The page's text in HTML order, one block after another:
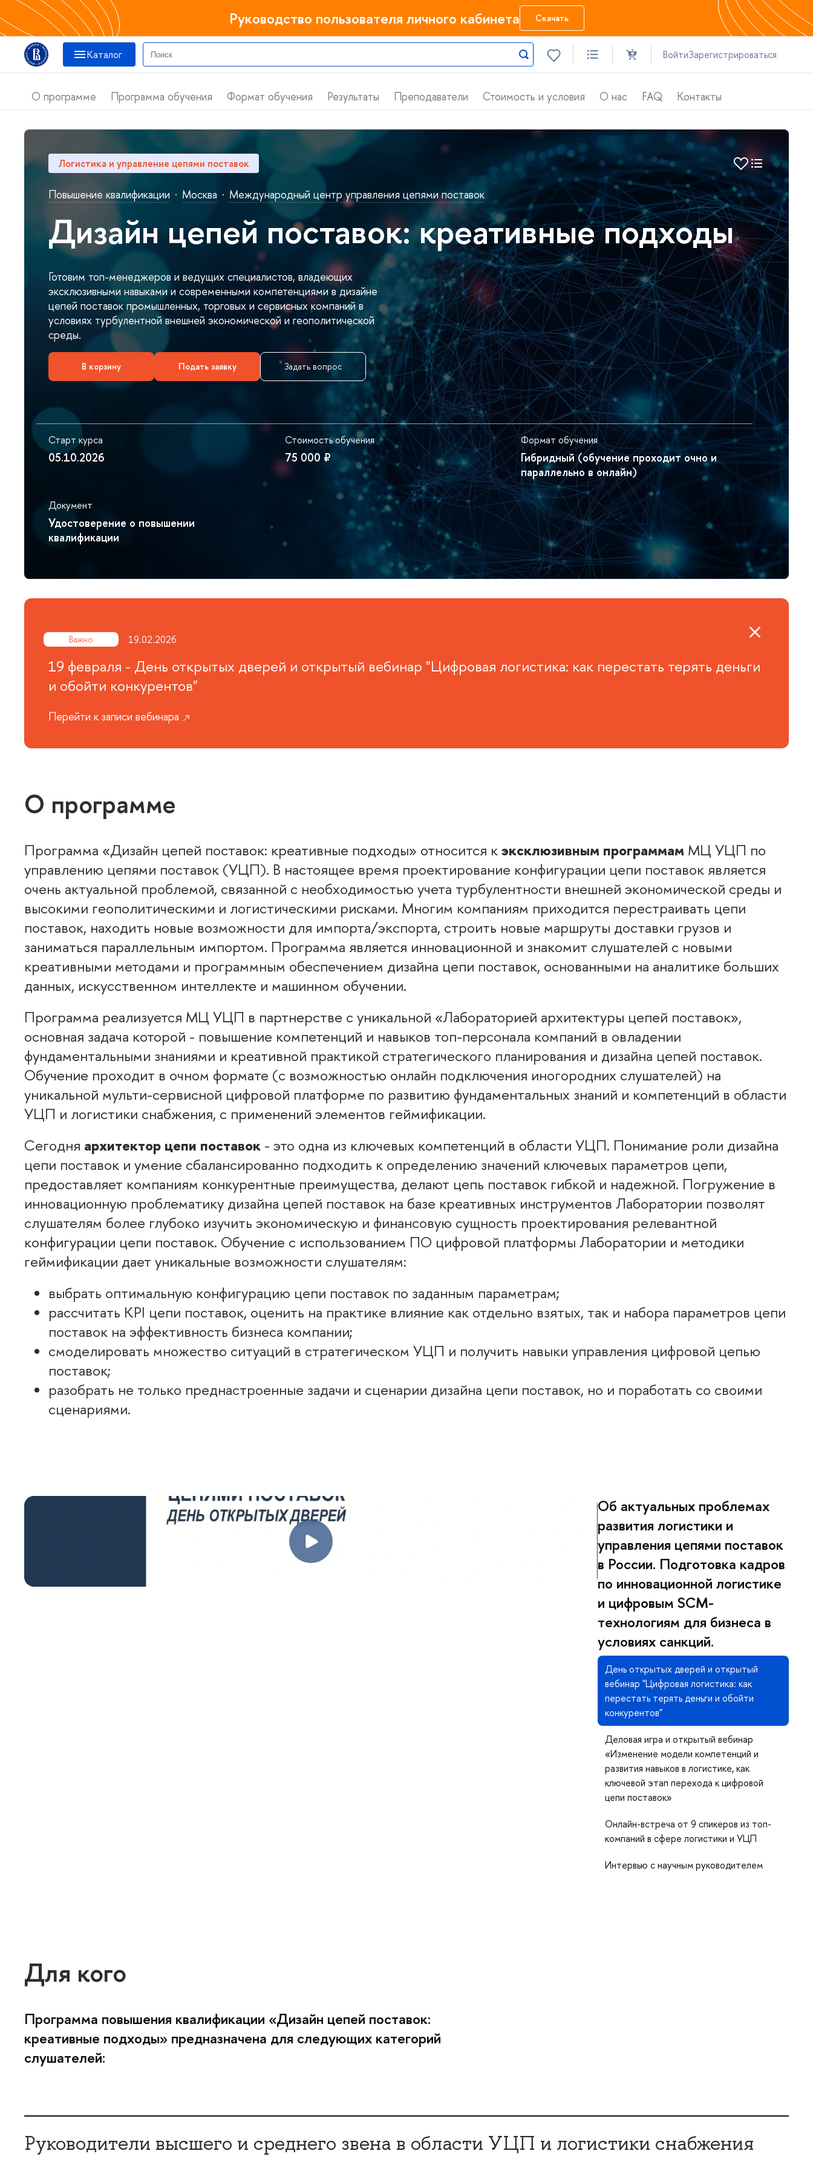
Руководство пользователя личного кабинета Скачать
Катало ойтиЗарегистрироваться
О программе Программа обучения Формат обучения Результаты Преподаватели Стоимость и условия О нас FAQ Контакты
Логистика и управление цепями поставок
Повышение квалификации · Москва · Международный центр управления цепями поставок
Дизайн цепей поставок: креативные подходы
Готовим топ-менеджеров и ведущих специалистов, владеющих
эксклюзивными навыками и современными компетенциями в дизайне
цепей поставок промышленных, торговых и сервисных компаний
условиях турбулентной внешней экономической и геополитической
среды.
корзину Подать заявку Задать вопрос
Старт курса
05.10.2026
Стоимость обучения
75 000 ₽
Формат обучения
Гибридный (обучение проходит очно и
параллельно в онлайн)
Документ
Удостоверение о повышении
квалификации
ажно 19.02.2026
19 февраля - День открытых дверей и открытый вебинар "Цифровая логистика: как перестать терять деньги
и обойти конкурентов"
Перейти к записи вебинара
О программе
Программа «Дизайн цепей поставок: креативные подходы» относится кэксклюзивным программам МЦ УЦП по
управлению цепями поставок (УЦП). В настоящее время проектирование конфигурации цепи поставок является
очень актуальной проблемой, связанной с необходимостью учета турбулентности внешней экономической среды и
ысокими геополитическими и логистическими рисками. Многим компаниям приходится перестраивать цепи
поставок, находить новые возможности для импорта/экспорта, строить новые маршруты доставки грузов и
заниматься параллельным импортом. Программа является инновационной и знакомит слушателей с новыми
креативными методами и программным обеспечением дизайна цепи поставок, основанными на аналитике больших
данных, искусственном интеллекте и машинном обучении.
Программа реализуется МЦ УЦП в партнерстве с уникальной «Лабораторией архитектуры цепей поставок»,
основная задача которой - повышение компетенций и навыков топ-персонала компаний в овладении
фундаментальными знаниями и креативной практикой стратегического планирования и дизайна цепей поставок.
Обучение проходит в очном формате (с возможностью онлайн подключения иногородних слушателей) на
уникальной мульти-сервисной цифровой платформе по развитию фундаментальных знаний и компетенций в области
УЦП и логистики снабжения, с применений элементов геймификации.
Сегодня архитектор цепи поставок - это одна из ключевых компетенций в области УЦП. Понимание роли дизайна
цепи поставок и умение сбалансированно подходить к определению значений ключевых параметров цепи,
предоставляет компаниям конкурентные преимущества, делают цепь поставок гибкой и надежной. Погружение
инновационную проблематику дизайна цепей поставок на базе креативных инструментов Лаборатории позволят
слушателям более глубоко изучить экономическую и финансовую сущность проектирования релевантной
конфигурации цепи поставок. Обучение с использованием ПО цифровой платформы Лаборатории и методики
еймификации дает уникальные возможности слушателям:
ыбрать оптимальную конфигурацию цепи поставок по заданным параметрам;
рассчитать KPI цепи поставок, оценить на практике влияние как отдельно взятых, так и набора параметров цепи
поставок на эффективность бизнеса компании;
смоделировать множество ситуаций в стратегическом УЦП и получить навыки управления цифровой цепью
поставок;
разобрать не только преднастроенные задачи и сценарии дизайна цепи поставок, но и поработать со своими
сценариями.
Об актуальных проблемах
развития логистики и
управления цепями поставок
России. Подготовка кадро
по инновационной логистике
и цифровым SCM-
технологиям для бизнеса
условиях санкций.
День открытых дверей и открытый
ебинар "Цифровая логистика: как
перестать терять деньги и обойти
конкурентов"
Деловая игра и открытый вебинар
«Изменение модели компетенций и
развития навыков в логистике, как
ключевой этап перехода к цифровой
цепи поставок»
Онлайн-встреча от 9 спикеров из топ-
компаний в сфере логистики и УЦП
Интервью с научным руководителем
Для кого
Программа повышения квалификации «Дизайн цепей поставок:
креативные подходы» предназначена для следующих категорий
слушателей:
Руководители высшего и среднего звена в области УЦП и логистики снабжения